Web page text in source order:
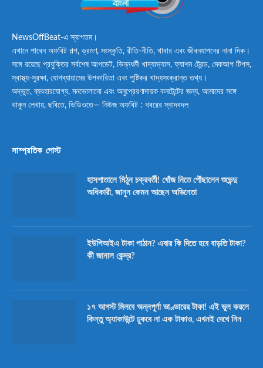
NewsOffBeat-এ স্বাগতম।
এখানে পাবেন অফবিট গল্প, ভ্রমণ, সংস্কৃতি, রীতি-নীতি, খাবার এবং জীবনযাপনের নানা দিক।
সঙ্গে রয়েছে প্রযুক্তির সর্বশেষ আপডেট, ভিন্নধর্মী খাদ্যাভ্যাস, ফ্যাশন ট্রেন্ড, মেকআপ টিপস,
স্বাস্থ্য-সুরক্ষা, যোগব্যায়ামের উপকারিতা এবং পুষ্টিকর খাদ্যসংক্রান্ত তথ্য।
অদ্ভুত, ব্যবহারযোগ্য, মনভোলানো এবং অনুপ্রেরণাদায়ক কনটেন্টের জন্য, আমাদের সঙ্গে
থাকুন লেখায়, ছবিতে, ভিডিওতে— নিউজ অফবিট : খবরের স্বাদবদল
সাম্প্রতিক পোস্ট
হাসপাতালে মিঠুন চক্রবর্তী! খোঁজ নিতে পৌঁছালেন শুভেন্দু
অধিকারী, জানুন কেমন আছেন অভিনেতা
ইউপিআইএ টাকা পাঠান? এবার কি দিতে হবে বাড়তি টাকা?
কী জানাল কেন্দ্র?
১৭ আগস্ট মিলবে অন্নপূর্ণা ভাণ্ডারের টাকা! এই ভুল করলে
কিন্তু অ্যাকাউন্টে ঢুকবে না এক টাকাও, এখনই দেখে নিন